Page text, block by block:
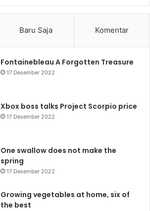
Baru Saja Komentar
Fontainebleau A Forgotten Treasure
17 Desember 2022
Xbox boss talks Project Scorpio price
17 Desember 2022
One swallow does not make the
spring
17 Desember 2022
Growing vegetables at home, six of
the best